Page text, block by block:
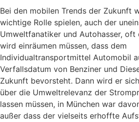
Bei den mobilen Trends der Zukunft
wichtige Rolle spielen, auch der
Umweltfanatiker und Autohasser, oft
wird einräumen müssen, dass dem
Individualtransportmittel Automobil
Verfallsdatum von Benziner und
Zukunft bevorsteht. Dann wird er
über die Umweltrelevanz der
lassen müssen, in München war
außer dass der vielseits erhoffte